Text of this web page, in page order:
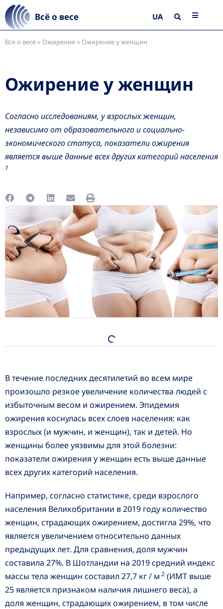
Всё о весе UA
Все о весе» Ожирение» Ожирение у женщин
Ожирение у женщин
Согласно исследованиям, у взрослых женщин,
независимо от образовательного и социально-
экономического статуса, показатели ожирения
является выше данные всех других категорий населения
1
В течение последних десятилетий во всем мире
произошло резкое увеличение количества людей с
избыточным весом и ожирением. Эпидемия
ожирения коснулась всех слоев населения: как
взрослых (и мужчин, и женщин), так и детей. Но
женщины более уязвимы для этой болезни:
показатели ожирения у женщин есть выше данные
всех других категорий населения.
Например, согласно статистике, среди взрослого
населения Великобритании в 2019 году количество
женщин, страдающих ожирением, достигла 29%, что
является увеличением относительно данных
предыдущих лет. Для сравнения, доля мужчин
составила 27%. В Шотландии на 2019 средний индекс
массы тела женщин составил 27,7 кг / м 2 (ИМТ выше
25 является признаком наличия лишнего веса), а
доля женщин, страдающих ожирением, в том числе